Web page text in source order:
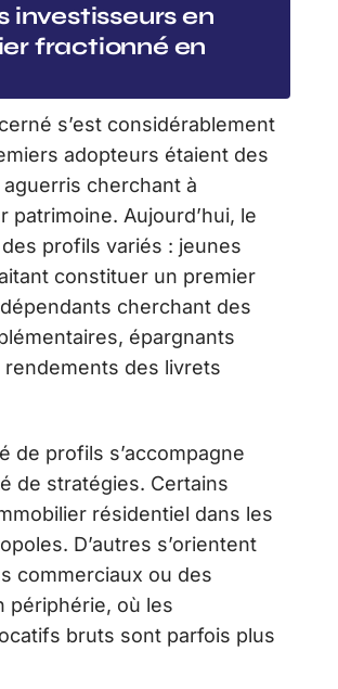
investisseurs en
fractionné en
s’est considérablement
adopteurs étaient des
cherchant à
patrimoine. Aujourd’hui, le
profils variés : jeunes
constituer un premier
cherchant des
épargnants
rendements des livrets
de profils s’accompagne
de stratégies. Certains
résidentiel dans les
D’autres s’orientent
commerciaux ou des
périphérie, où les
bruts sont parfois plus